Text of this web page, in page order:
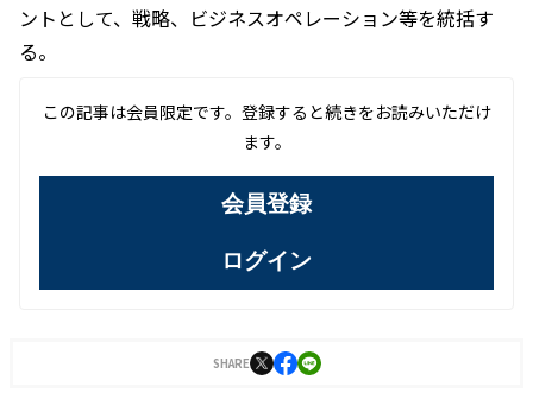
ントとして、戦略、ビジネスオペレーション等を統括す
る。
この記事は会員限定です。登録すると続きをお読みいただけ
ます。
会員登録
ログイン
SHARE